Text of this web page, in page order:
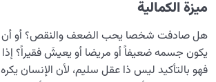
ما هي الروح أو النفس، هل الروح هي التفاعلات في
ما هو ماوراء العقل؟ وما هو الجزء الإنساني من
دوره؟
میزة الکمالیة
هل صادفت شخصا یحب الضعف والنقص؟ أو أن
یکون جسمه ضعیفاً أو مریضا أو یعیشَ فقيراً؟
فهو بالتأكيد لیس ذا عقل سلیم، لأن الإنسان